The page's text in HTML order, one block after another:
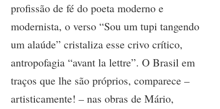
profissão de fé do poeta moderno e
modernista, o verso “Sou um tupi tangendo
um alaúde” cristaliza esse crivo crítico,
antropofagia “avant la lettre”. O Brasil em
traços que lhe são próprios, comparece –
artisticamente! – nas obras de Mário,